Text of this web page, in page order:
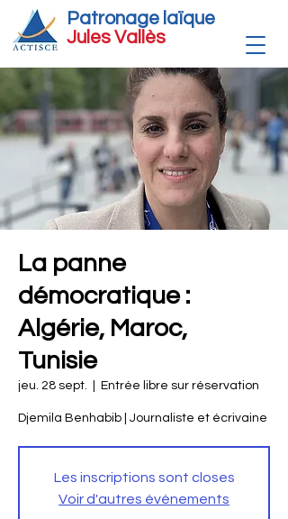
Patronage laïque
Jules Vallès
La panne
démocratique :
Algérie, Maroc,
Tunisie
jeu. 28 sept. Entrée libre sur réservation
Djemila Benhabib | Journaliste et écrivaine
Les inscriptions sont closes
Voir d'autres événements